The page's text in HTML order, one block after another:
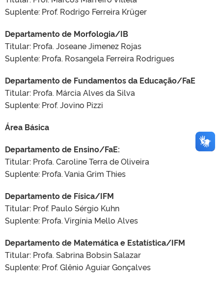
Suplente: Prof. Rodrigo Ferreira Krüger
Departamento de Morfologia/IB
Titular: Profa. Joseane Jimenez Rojas
Suplente: Profa. Rosangela Ferreira Rodrigues
Departamento de Fundamentos da Educação/FaE
Titular: Profa. Márcia Alves da Silva
Suplente: Prof. Jovino Pizzi
Área Básica
Departamento de Ensino/FaE:
Titular: Profa. Caroline Terra de Oliveira
Suplente: Profa. Vania Grim Thies
Departamento de Física/IFM
Titular: Prof. Paulo Sérgio Kuhn
Suplente: Profa. Virgínia Mello Alves
Departamento de Matemática e Estatística/IFM
Titular: Profa. Sabrina Bobsin Salazar
Suplente: Prof. Glênio Aguiar Gonçalves